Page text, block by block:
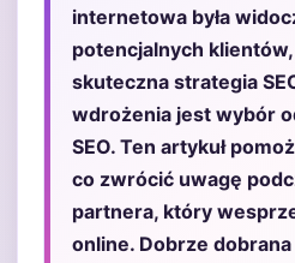
internetowa była
potencjalnych
skuteczna strategia
wdrożenia jest wybór
SEO. Ten artykuł
co zwrócić uwagę
partnera, który
online. Dobrze dobrana